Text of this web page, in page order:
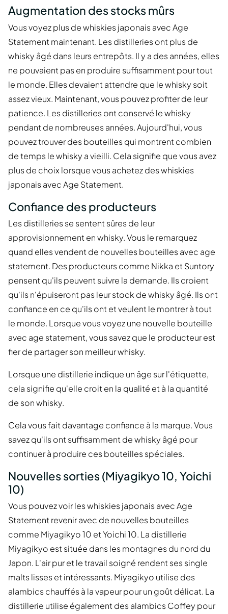
Augmentation des stocks mûrs
Vous voyez plus de whiskies japonais avec Age
Statement maintenant. Les distilleries ont plus de
whisky âgé dans leurs entrepôts. Il y a des années, elles
ne pouvaient pas en produire suffisamment pour tout
le monde. Elles devaient attendre que le whisky soit
assez vieux. Maintenant, vous pouvez profiter de leur
patience. Les distilleries ont conservé le whisky
pendant de nombreuses années. Aujourd'hui, vous
pouvez trouver des bouteilles qui montrent combien
de temps le whisky a vieilli. Cela signifie que vous avez
plus de choix lorsque vous achetez des whiskies
japonais avec Age Statement.
Confiance des producteurs
Les distilleries se sentent sûres de leur
approvisionnement en whisky. Vous le remarquez
quand elles vendent de nouvelles bouteilles avec age
statement. Des producteurs comme Nikka et Suntory
pensent qu'ils peuvent suivre la demande. Ils croient
qu'ils n'épuiseront pas leur stock de whisky âgé. Ils ont
confiance en ce qu'ils ont et veulent le montrer à tout
le monde. Lorsque vous voyez une nouvelle bouteille
avec age statement, vous savez que le producteur est
fier de partager son meilleur whisky.
Lorsque une distillerie indique un âge sur l'étiquette,
cela signifie qu'elle croit en la qualité et à la quantité
de son whisky.
Cela vous fait davantage confiance à la marque. Vous
savez qu'ils ont suffisamment de whisky âgé pour
continuer à produire ces bouteilles spéciales.
Nouvelles sorties (Miyagikyo 10, Yoichi
10)
Vous pouvez voir les whiskies japonais avec Age
Statement revenir avec de nouvelles bouteilles
comme Miyagikyo 10 et Yoichi 10. La distillerie
Miyagikyo est située dans les montagnes du nord du
Japon. L'air pur et le travail soigné rendent ses single
malts lisses et intéressants. Miyagikyo utilise des
alambics chauffés à la vapeur pour un goût délicat. La
distillerie utilise également des alambics Coffey pour